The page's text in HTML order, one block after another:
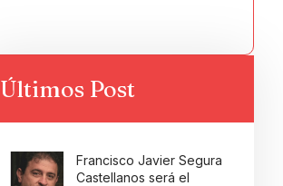
Últimos Post
Francisco Javier Segura
Castellanos será el